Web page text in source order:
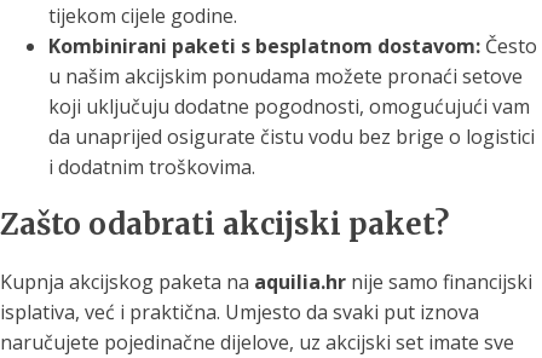
tijekom cijele godine.
Kombinirani paketi s besplatnom dostavom: Često
u našim akcijskim ponudama možete pronaći setove
koji uključuju dodatne pogodnosti, omogućujući vam
da unaprijed osigurate čistu vodu bez brige o logistici
i dodatnim troškovima.
Zašto odabrati akcijski paket?
Kupnja akcijskog paketa na aquilia.hr nije samo financijski
isplativa, već i praktična. Umjesto da svaki put iznova
naručujete pojedinačne dijelove, uz akcijski set imate sve